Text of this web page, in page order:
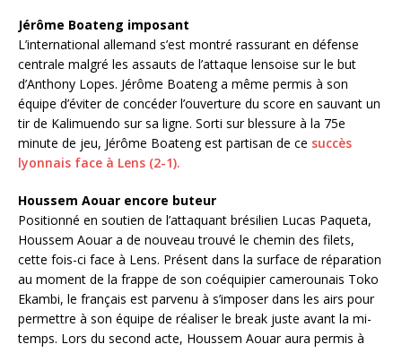
Jérôme Boateng imposant
L’international allemand s’est montré rassurant en défense
centrale malgré les assauts de l’attaque lensoise sur le but
d’Anthony Lopes. Jérôme Boateng a même permis à son
équipe d’éviter de concéder l’ouverture du score en sauvant un
tir de Kalimuendo sur sa ligne. Sorti sur blessure à la 75e
minute de jeu, Jérôme Boateng est partisan de ce succès
lyonnais face à Lens (2-1).
Houssem Aouar encore buteur
Positionné en soutien de l’attaquant brésilien Lucas Paqueta,
Houssem Aouar a de nouveau trouvé le chemin des filets,
cette fois-ci face à Lens. Présent dans la surface de réparation
au moment de la frappe de son coéquipier camerounais Toko
Ekambi, le français est parvenu à s’imposer dans les airs pour
permettre à son équipe de réaliser le break juste avant la mi-
temps. Lors du second acte, Houssem Aouar aura permis à